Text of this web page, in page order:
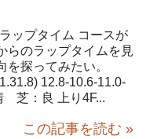
ップタイム コースが
らのラップタイムを見
を探ってみたい。
12.8-10.6-11.0-
芝：良 上り4F...
この記事を読む »